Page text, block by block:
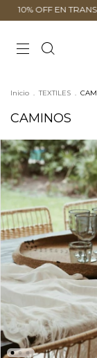
OFF EN
Inicio . TEXTILES .
CAMINOS